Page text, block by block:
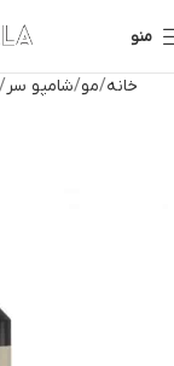
منو
خانه مو شامپو سر